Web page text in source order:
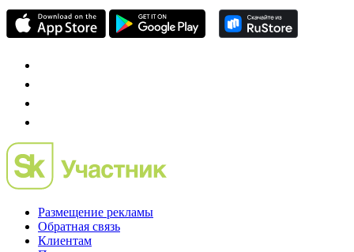
проект о российском рынке M&A
Preqveca.ru